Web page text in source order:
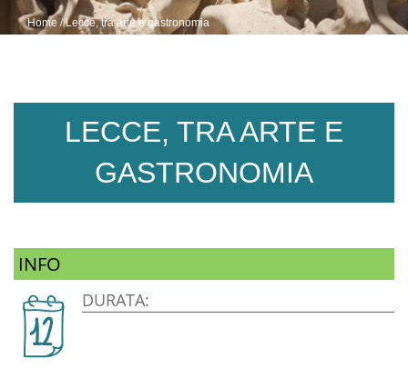
Home / Lecce, tra arte e gastronomia
LECCE, TRA ARTE E
GASTRONOMIA
INFO
DURATA: